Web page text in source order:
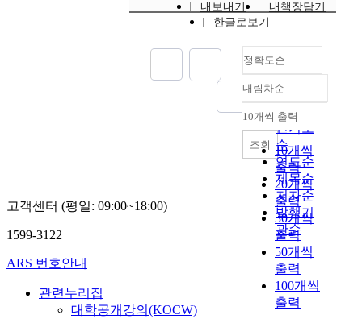
내보내기
내책장담기
한글로보기
정확도순
정확도
순
인기도
순
연도순
제목순
저자순
발행기
관순
내림차순
내림차순
10개씩 출력
10개씩
출력
20개씩
출력
30개씩
출력
50개씩
출력
100개씩
출력
조회
고객센터 (평일: 09:00~18:00)
1599-3122
ARS 번호안내
관련누리집
대학공개강의(KOCW)